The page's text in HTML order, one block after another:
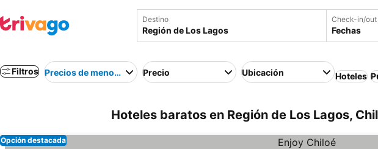
Destino Check-in/out
Fechas
Filtros Precios de menor a mayorPrecio Ubicación Hoteles
Hoteles baratos en Región de Los Lagos,
Opción destacada